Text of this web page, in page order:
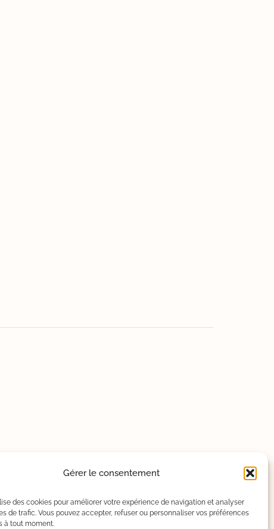
Gérer le consentement
des cookies pour améliorer votre expérience de navigation et analyser
de trafic. Vous pouvez accepter, refuser ou personnaliser vos préférences
à tout moment.